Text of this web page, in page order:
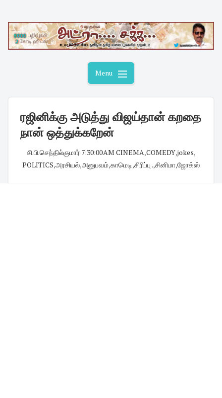
content
Menu
ரஜினிக்கு அடுத்து விஜய்தான் கறதை
நான் ஒத்துக்கறேன்
சி.பி.செந்தில்குமார்· 7:30:00 AM CINEMA,COMEDY,jokes,
POLITICS,அரசியல்,அனுபவம்,காமெடி,சிரிப்பு .,சினிமா,ஜோக்ஸ்